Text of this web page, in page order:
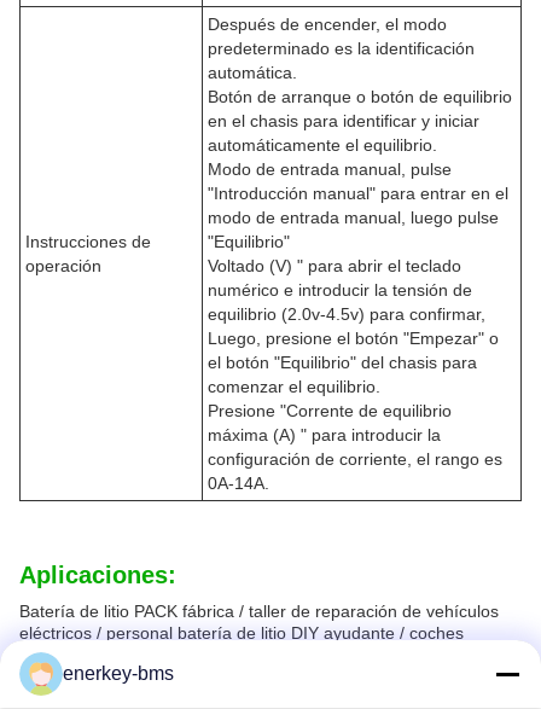
Instrucciones de
operación
Después de encender, el modo
predeterminado es la identificación
automática.
Botón de arranque o botón de equilibrio
en el chasis para identificar y iniciar
automáticamente el equilibrio.
Modo de entrada manual, pulse
"Introducción manual" para entrar en el
modo de entrada manual, luego pulse
"Equilibrio"
Voltado (V) " para abrir el teclado
numérico e introducir la tensión de
equilibrio (2.0v-4.5v) para confirmar,
Luego, presione el botón "Empezar" o
el botón "Equilibrio" del chasis para
comenzar el equilibrio.
Presione "Corrente de equilibrio
máxima (A) " para introducir la
configuración de corriente, el rango es
0A-14A.
Aplicaciones:
Batería de litio PACK fábrica / taller de reparación de vehículos
eléctricos / personal batería de litio DIY ayudante / coches
electrónicos
/ Sistema de almacenamiento de energía / Herramientas
electrónicas, etc.
enerkey-bms